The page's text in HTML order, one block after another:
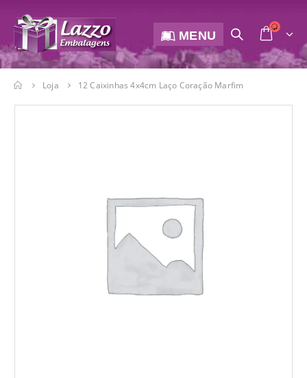
MENU
Loja 12 Caixinhas 4x4cm Laço Coração Marfim